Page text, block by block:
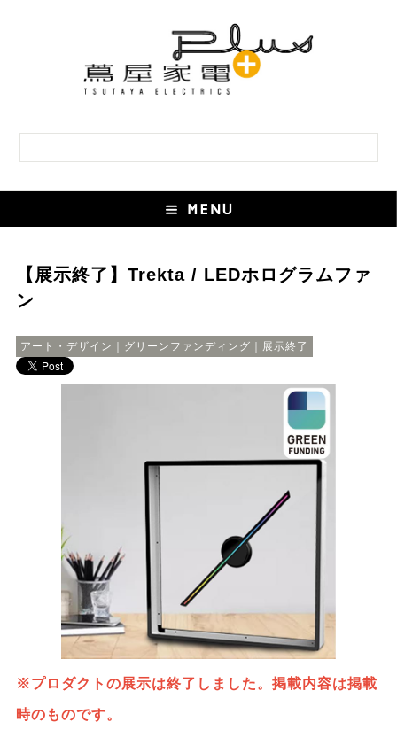
【展示終了】Trekta / LEDホログラムファ
ン
アート・デザイン｜グリーンファンディング｜展示終了
※プロダクトの展示は終了しました。掲載内容は掲載
時のものです。